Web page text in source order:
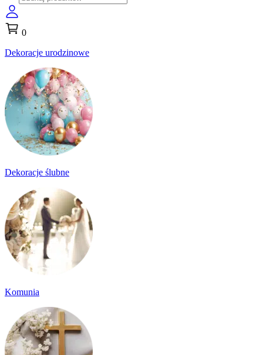
0
Dekoracje urodzinowe
Dekoracje ślubne
Komunia